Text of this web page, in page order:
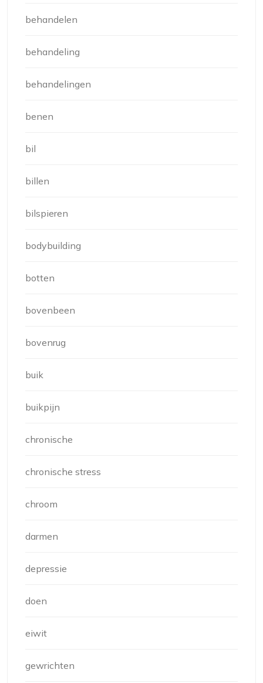
behandelen
behandeling
behandelingen
benen
bil
billen
bilspieren
bodybuilding
botten
bovenbeen
bovenrug
buik
buikpijn
chronische
chronische stress
chroom
darmen
depressie
doen
eiwit
gewrichten